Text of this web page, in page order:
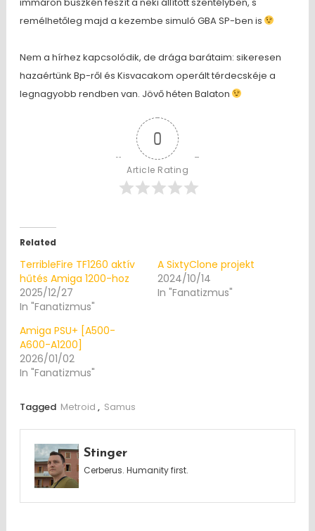
remélhetőleg majd a kezembe simuló GBA SP-ben is
Nem a hírhez kapcsolódik, de drága barátaim: sikeresen
hazaértünk Bp-ről és Kisvacakom operált térdecskéje a
legnagyobb rendben van. Jövő héten Balaton
0
Article Rating
Related
TerribleFire TF1260 aktív
hűtés Amiga 1200-hoz
2025/12/27
In "Fanatizmus"
A SixtyClone projekt
2024/10/14
In "Fanatizmus"
Amiga PSU+ [A500-
A600-A1200]
2026/01/02
In "Fanatizmus"
Tagged Metroid , Samus
Stinger
Cerberus. Humanity first.